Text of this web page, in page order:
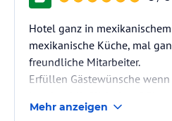
Ausstattung:
Regenschirm zur Leihgabe
Hoteliers-/Veranstalter-/
Hotel ganz in
mexikanische Küche, mal
freundliche Mitarbeiter.
Erfüllen Gästewünsche
Mehr anzeigen